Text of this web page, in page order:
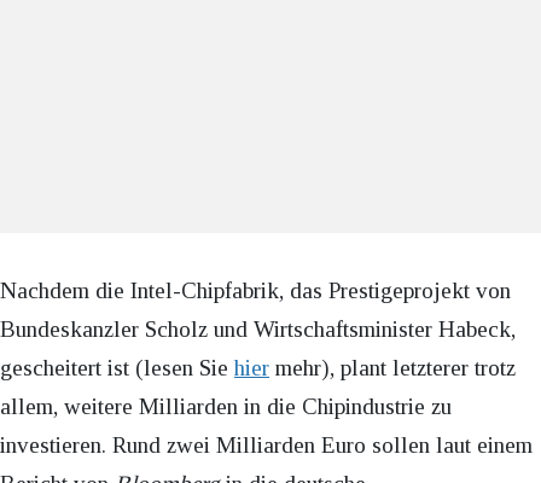
Nachdem die Intel-Chipfabrik, das Prestigeprojekt von
Bundeskanzler Scholz und Wirtschaftsminister Habeck,
gescheitert ist (lesen Siehier mehr), plant letzterer trotz
allem, weitere Milliarden in die Chipindustrie zu
investieren. Rund zwei Milliarden Euro sollen laut einem